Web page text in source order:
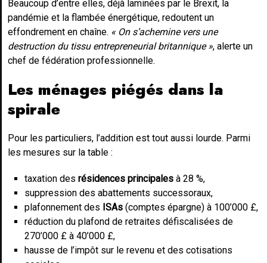
Beaucoup d’entre elles, déjà laminées par le Brexit, la
pandémie et la flambée énergétique, redoutent un
effondrement en chaîne. « On s’achemine vers une
destruction du tissu entrepreneurial britannique », alerte un
chef de fédération professionnelle.
Les ménages piégés dans la
spirale
Pour les particuliers, l’addition est tout aussi lourde. Parmi
les mesures sur la table :
taxation des résidences principales à 28 %,
suppression des abattements successoraux,
plafonnement des ISAs (comptes épargne) à 100’000 £,
réduction du plafond de retraites défiscalisées de
270’000 £ à 40’000 £,
hausse de l’impôt sur le revenu et des cotisations